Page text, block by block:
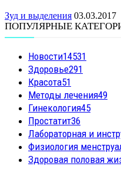
Зуд и выделения 03.03.2017
ПОПУЛЯРНЫЕ
Новости14531
Здоровье291
Красота51
Методы лечения49
Гинекология45
Простатит36
Лабораторная и
Физиология
Здоровая половая